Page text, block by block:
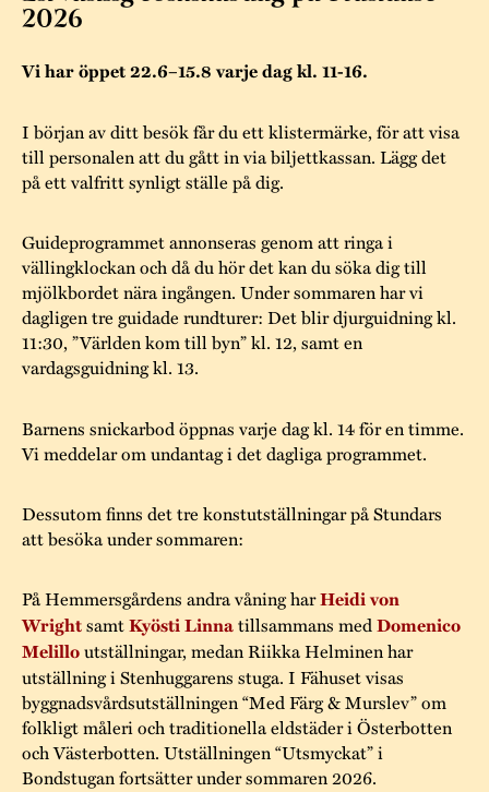
Trygghet
Hållbar utveckling
Kontakta oss
Kalas på Stundars
Stundars teater
Hantverk
Projekt
Stugornas Stundars
Museisamlingarna
Årsberättelser
Stundars
registerbeskrivning
2026
Vi har öppet 22.6–15.8 varje dag kl. 11-16.
I början av ditt besök får du ett klistermärke, för att visa
till personalen att du gått in via biljettkassan. Lägg det
på ett valfritt synligt ställe på dig.
Guideprogrammet annonseras genom att ringa i
vällingklockan och då du hör det kan du söka dig till
mjölkbordet nära ingången. Under sommaren har vi
dagligen tre guidade rundturer: Det blir djurguidning kl.
11:30, ”Världen kom till byn” kl. 12, samt en
vardagsguidning kl. 13.
Barnens snickarbod öppnas varje dag kl. 14 för en timme.
Vi meddelar om undantag i det dagliga programmet.
Dessutom finns det tre konstutställningar på Stundars
att besöka under sommaren:
På Hemmersgårdens andra våning harHeidi von
WrightsamtKyösti Linnatillsammans medDomenico
Melilloutställningar, medan Riikka Helminen har
utställning i Stenhuggarens stuga. I Fähuset visas
byggnadsvårdsutställningen “Med Färg & Murslev” om
folkligt måleri och traditionella eldstäder i Österbotten
och Västerbotten. Utställningen “Utsmyckat” i
Bondstugan fortsätter under sommaren 2026.